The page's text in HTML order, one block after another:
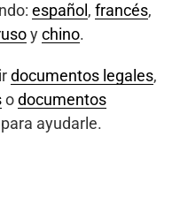
español , francés,
ychino.
documentos legales,
odocumentos
ayudarle.